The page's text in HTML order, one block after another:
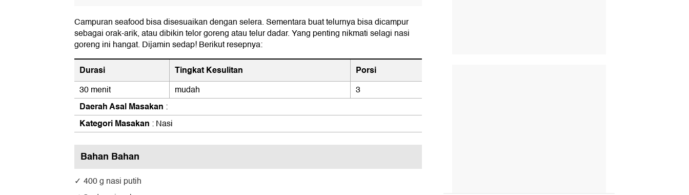
Campuran seafood bisa disesuaikan dengan selera. Sementara buat telurnya bisa dicampur
sebagai orak-arik, atau dibikin telor goreng atau telur dadar. Yang penting nikmati selagi nasi
goreng ini hangat. Dijamin sedap! Berikut resepnya:
Durasi Tingkat Kesulitan Porsi
30 menit mudah 3
Daerah Asal Masakan :
Kategori Masakan : Nasi
Bahan Bahan
400 g nasi putih